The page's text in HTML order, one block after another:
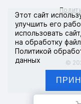
©
Этот сайт
улучшить его
использовать
на обработку
Политикой
данных